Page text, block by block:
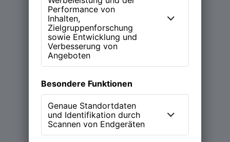
Learn more
Magazin